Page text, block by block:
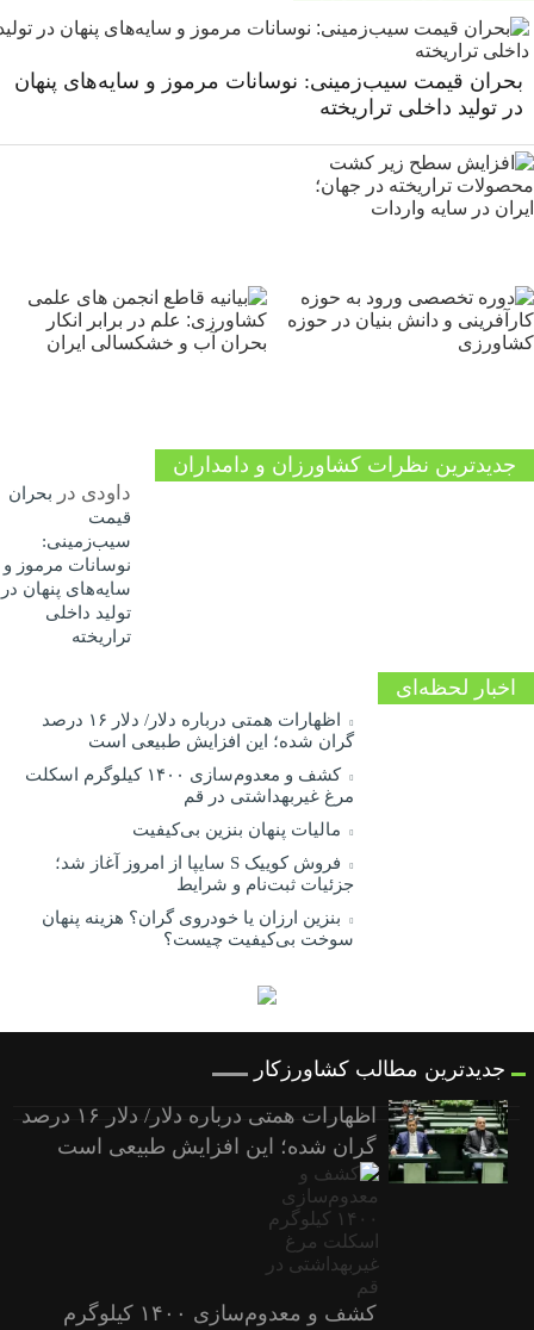
بحران قیمت سیب‌زمینی: نوسانات مرموز و سایه‌های پنهان
در تولید داخلی تراریخته
جدیدترین نظرات کشاورزان و دامداران
داودی در
بحران
قیمت
سیب‌زمینی:
نوسانات مرموز و
سایه‌های پنهان در
تولید داخلی
تراریخته
اخبار لحظه‌ای
اظهارات همتی درباره دلار/ دلار ۱۶ درصد
گران شده؛ این افزایش طبیعی است
کشف و معدوم‌سازی ۱۴۰۰ کیلوگرم اسکلت
مرغ غیربهداشتی در قم
مالیات پنهان بنزین بی‌کیفیت
فروش کوییک S سایپا از امروز آغاز شد؛
جزئیات ثبت‌نام و شرایط
بنزین ارزان یا خودروی گران؟ هزینه پنهان
سوخت بی‌کیفیت چیست؟
جدیدترین مطالب کشاورزکار
اظهارات همتی درباره دلار/ دلار ۱۶ درصد
گران شده؛ این افزایش طبیعی است
کشف و معدوم‌سازی ۱۴۰۰ کیلوگرم